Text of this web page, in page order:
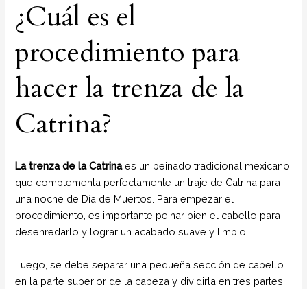
¿Cuál es el
procedimiento para
hacer la trenza de la
Catrina?
La trenza de la Catrinaes un peinado tradicional mexicano
que complementa perfectamente un traje de Catrina para
una noche de Día de Muertos. Para empezar el
procedimiento, es importante peinar bien el cabello para
desenredarlo y lograr un acabado suave y limpio.
Luego, se debe separar una pequeña sección de cabello
en la parte superior de la cabeza y dividirla en tres partes